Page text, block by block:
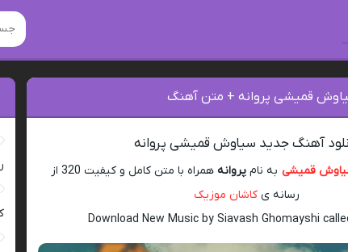
قمیشی پروانه + متن آهنگ
آهنگ جدید سیاوش قمیشی پروانه
قمیشی به نامپروانه
همراه با متن کامل و کیفیت 320 از
رسانه ی کاشان موزیک
Download New Music by Siavash Ghomayshi